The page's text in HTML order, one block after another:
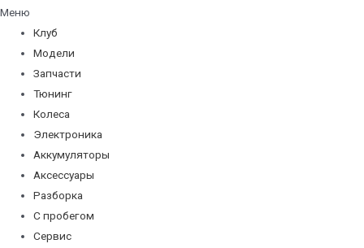
Меню
Клуб
Модели
Запчасти
Тюнинг
Колеса
Электроника
Аккумуляторы
Аксессуары
Разборка
С пробегом
Сервис